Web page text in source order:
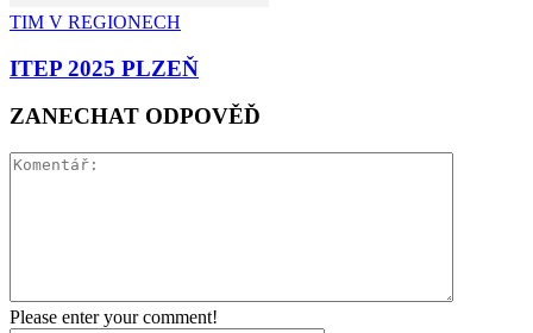
TIM V REGIONECH
ITEP 2025 PLZEŇ
ZANECHAT ODPOVĚĎ
Please enter your comment!